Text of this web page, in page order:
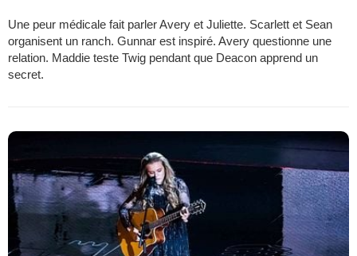
Une peur médicale fait parler Avery et Juliette. Scarlett et Sean
organisent un ranch. Gunnar est inspiré. Avery questionne une
relation. Maddie teste Twig pendant que Deacon apprend un
secret.